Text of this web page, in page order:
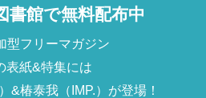
書館で無料配布中
型フリーマガジン
表紙&特集には
&椿泰我（IMP.）が登場！